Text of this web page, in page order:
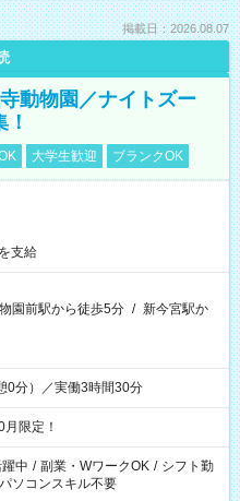
掲載日：2026.08.07
動物園／ナイトズー
大学生歓迎 ブランクOK
支給
園前駅から徒歩5分 / 新今宮駅か
0分）／実働3時間30分
限定！
中 / 副業・WワークOK / シフト勤
パソコンスキル不要